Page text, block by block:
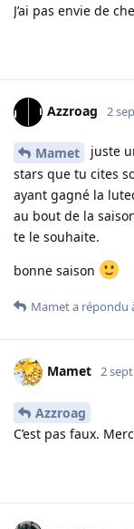
J’ai pas envie de
Azzroag 2
Mamet
juste
stars que tu cites
ayant gagné la
au bout de la
te le souhaite.
bonne saison
Mameta répondu
Mamet 2
Azzroag
C’est pas faux.